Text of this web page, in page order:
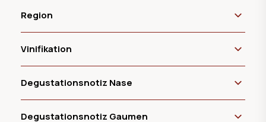
Region
Vinifikation
Degustationsnotiz Nase
Degustationsnotiz Gaumen